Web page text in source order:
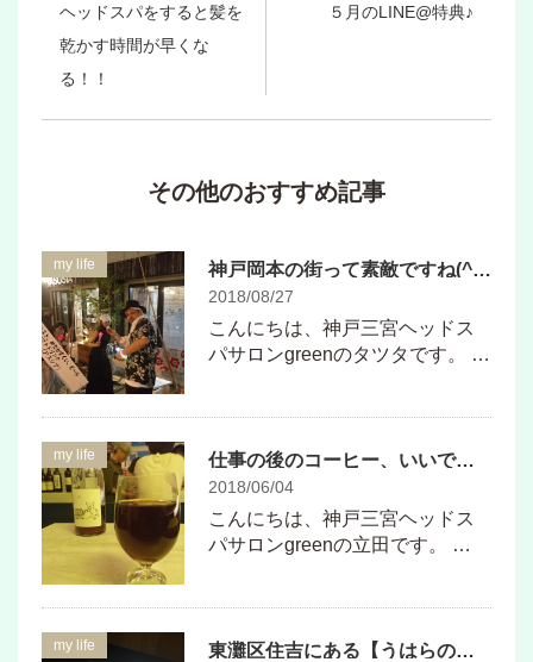
ヘッドスパをすると髪を
乾かす時間が早くな
る！！
５月のLINE@特典♪
その他のおすすめ記事
my life 神戸岡本の街って素敵ですね(^-^)
2018/08/27
こんにちは、神戸三宮ヘッドス
パサロンgreenのタツタです。 …
my life 仕事の後のコーヒー、いいですね♪
2018/06/04
こんにちは、神戸三宮ヘッドス
パサロンgreenの立田です。 …
my life 東灘区住吉にある【うはらの湯】に行ってきました♪